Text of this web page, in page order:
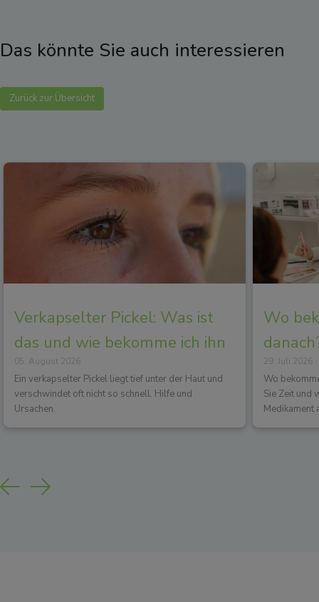
Das könnte Sie auch interessieren
Zurück zur Übersicht
Verkapselter Pickel: Was ist
das und wie bekomme ich ihn
los?
05. August 2026
Ein verkapselter Pickel liegt tief unter der Haut und
verschwindet oft nicht so schnell. Hilfe und
Ursachen.
Wo
29. Juli 2026
Wo
Sie Zeit und
Medikament
Previous
Next